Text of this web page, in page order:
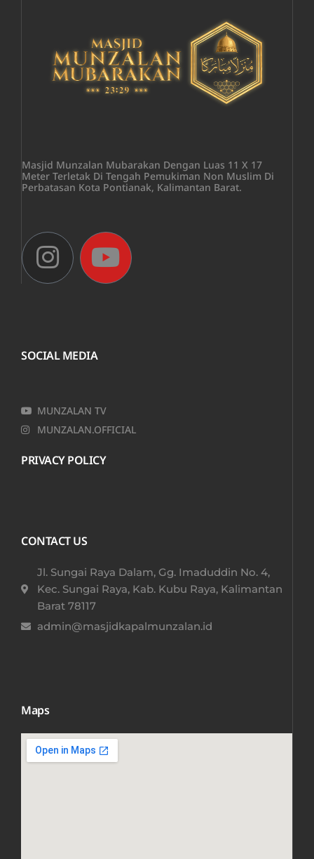
Masjid Munzalan Mubarakan Dengan Luas 11 X 17
Meter Terletak Di Tengah Pemukiman Non Muslim Di
Perbatasan Kota Pontianak, Kalimantan Barat.
SOCIAL MEDIA
MUNZALAN TV
MUNZALAN.OFFICIAL
PRIVACY POLICY
CONTACT US
Jl. Sungai Raya Dalam, Gg. Imaduddin No. 4,
Kec. Sungai Raya, Kab. Kubu Raya, Kalimantan
Barat 78117​
admin@masjidkapalmunzalan.id
Maps